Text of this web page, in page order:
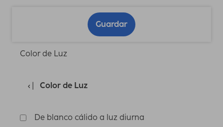
Guardar
Color de Luz
Color de Luz
De blanco cálido a luz diurna